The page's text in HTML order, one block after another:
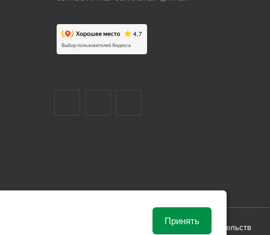
от рыночной ситуации и не влекут за собой обязательств
Принять